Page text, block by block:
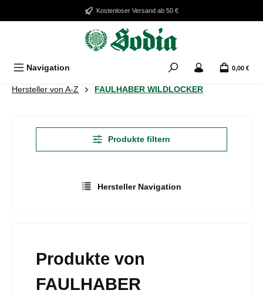
Zum Hauptinhalt springenKostenloser Versand ab 50 €
Navigation 0,00 €
Hersteller von A-Z FAULHABER WILDLOCKER
Produkte filtern
Hersteller Navigation
Produkte von
FAULHABER